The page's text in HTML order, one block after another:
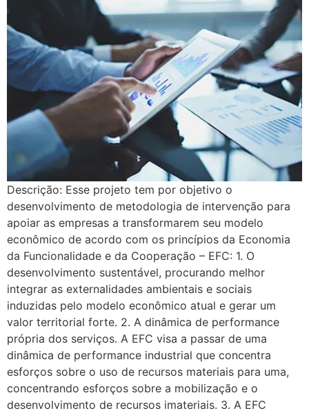
Descrição: Esse projeto tem por objetivo o
desenvolvimento de metodologia de intervenção para
apoiar as empresas a transformarem seu modelo
econômico de acordo com os princípios da Economia
da Funcionalidade e da Cooperação – EFC: 1. O
desenvolvimento sustentável, procurando melhor
integrar as externalidades ambientais e sociais
induzidas pelo modelo econômico atual e gerar um
valor territorial forte. 2. A dinâmica de performance
própria dos serviços. A EFC visa a passar de uma
dinâmica de performance industrial que concentra
esforços sobre o uso de recursos materiais para uma,
concentrando esforços sobre a mobilização e o
desenvolvimento de recursos imateriais. 3. A EFC